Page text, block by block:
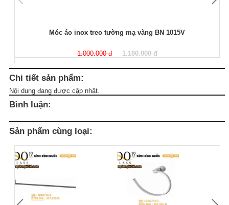
Móc áo inox treo tường mạ vàng BN 1015V
1.000.000 đ 1.180.000 đ
Chi tiết sản phẩm:
Nội dung đang được cập nhật.
Bình luận:
Sản phẩm cùng loại: